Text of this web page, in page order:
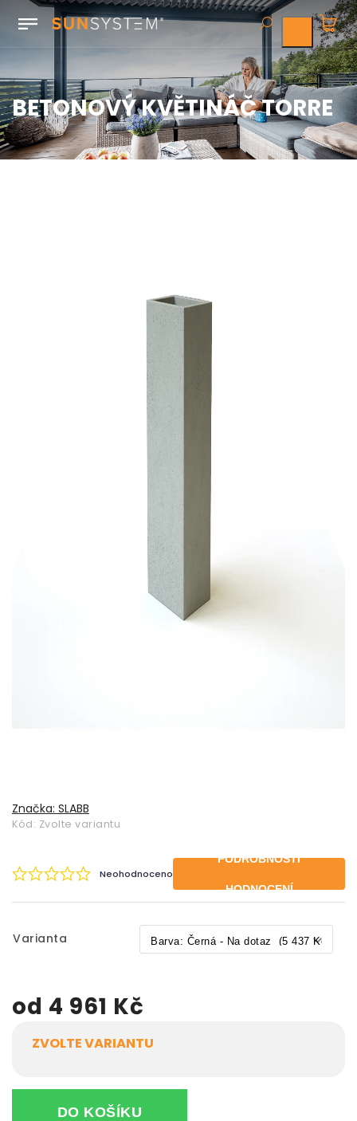
BETONOVÝ KVĚTINÁČ TORRE
Značka: SLABB
Kód: Zvolte variantu
Neohodnoceno
PODROBNOSTI
HODNOCENÍ
Varianta
od 4 961 Kč
ZVOLTE VARIANTU
DO KOŠÍKU